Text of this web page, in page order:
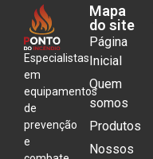
Especialistas
em
equipamentos
de
prevenção
e
Mapa
do site
Página
Inicial
Quem
somos
Produtos
Nossos